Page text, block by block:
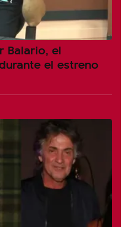
Balario, el
el estreno